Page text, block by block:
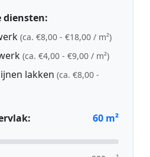
diensten:
(ca. €8,00 - €18,00 / m²)
(ca. €4,00 - €9,00 / m²)
lakken (ca. €8,00 -
60 m²